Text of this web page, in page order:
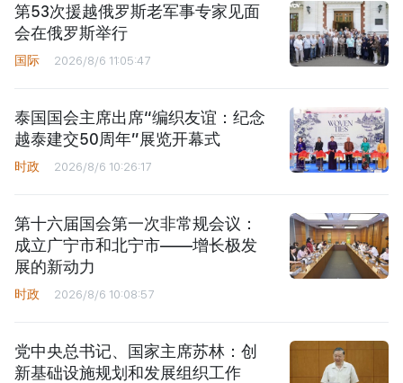
第53次援越俄罗斯老军事专家见面
会在俄罗斯举行
国际 2026/8/6 11:05:47
泰国国会主席出席“编织友谊：纪念
越泰建交50周年”展览开幕式
时政 2026/8/6 10:26:17
第十六届国会第一次非常规会议：
成立广宁市和北宁市——增长极发
展的新动力
时政 2026/8/6 10:08:57
党中央总书记、国家主席苏林：创
新基础设施规划和发展组织工作